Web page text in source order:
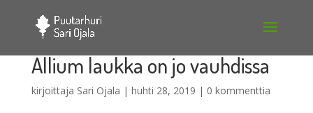
Allium laukka on jo vauhdissa
kirjoittaja Sari Ojala | huhti 28, 2019 | 0 kommenttia